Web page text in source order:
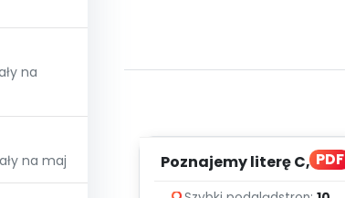
na
na maj PDF
Poznajemy literę C, cz. 1